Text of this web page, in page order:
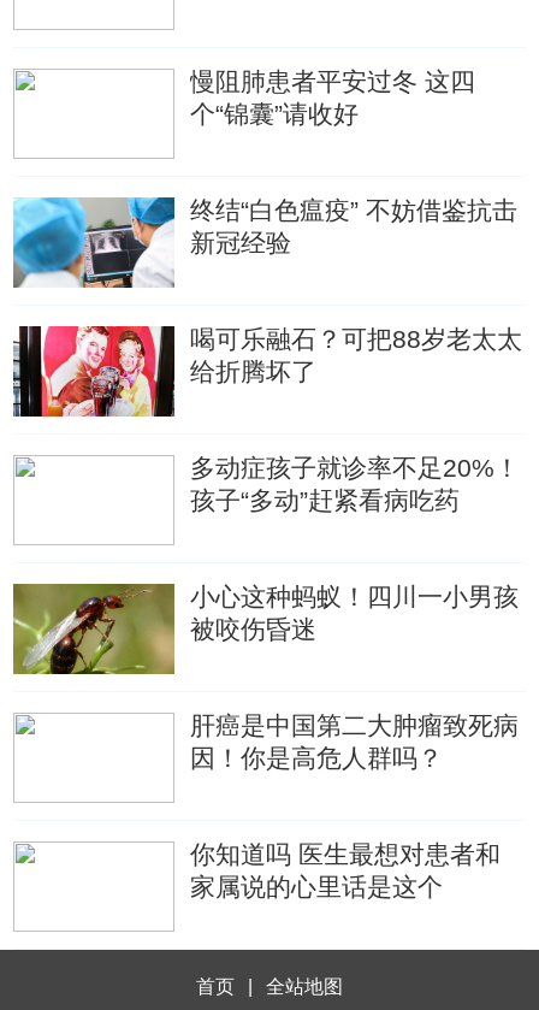
慢阻肺患者平安过冬 这四
个“锦囊”请收好
终结“白色瘟疫” 不妨借鉴抗击
新冠经验
喝可乐融石？可把88岁老太太
给折腾坏了
多动症孩子就诊率不足20%！
孩子“多动”赶紧看病吃药
小心这种蚂蚁！四川一小男孩
被咬伤昏迷
肝癌是中国第二大肿瘤致死病
因！你是高危人群吗？
你知道吗 医生最想对患者和
家属说的心里话是这个
首页 全站地图